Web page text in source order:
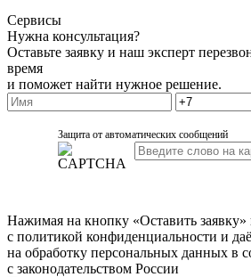
Сервисы
Нужна консультация?
Оставьте заявку и наш эксперт
время
и поможет найти нужное решение.
Защита от автоматических сообщений
Нажимая на кнопку «Оставить заявку»
с политикой конфиденциальности и
на обработку персональных данных в
с законодательством России